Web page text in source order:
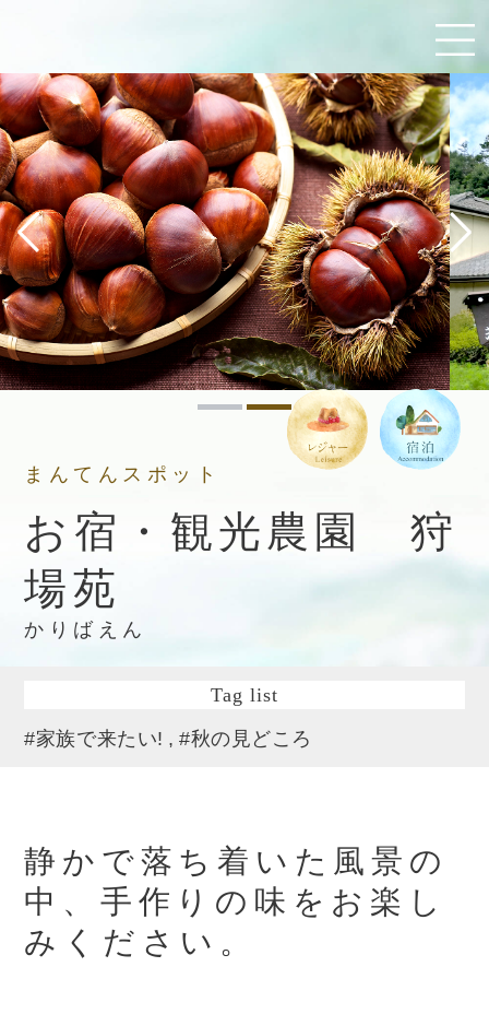
まんてんスポット
お宿・観光農園 狩
場苑
かりばえん
Tag list
#家族で来たい!
#秋の見どころ
静かで落ち着いた風景の
中、手作りの味をお楽し
みください。